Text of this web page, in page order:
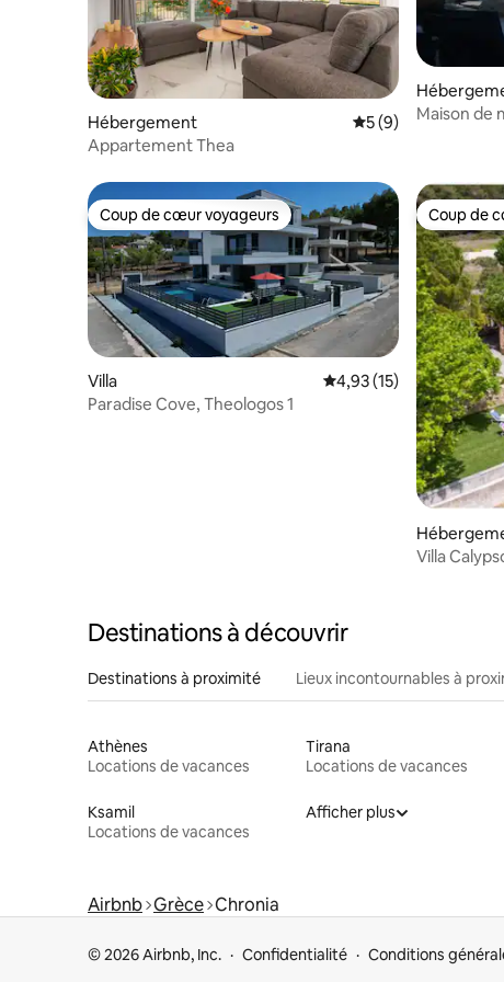
Hébergement Évaluation
5 (9)
Appartement Thea
Maison de
Coup de cœur voyageurs
Coup de cœur voyageurs
Villa Évaluation moyenne
4,93 (15)
Paradise Cove, Theologos 1
Coup de
Coup de
Villa
Destinations à découvrir
Destinations à proximité Lieux incontournables à
Athènes
Locations de vacances
Tirana
Locations de vacances
Ksamil
Locations de vacances
Afficher plus
Airbnb Grèce Chronia
© 2026 Airbnb, Inc. Confidentialité Conditions